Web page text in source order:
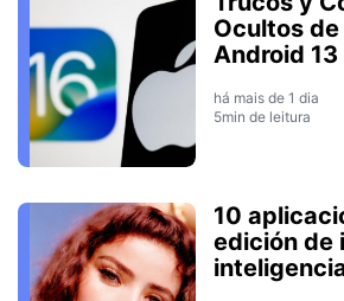
Ocultos de
Android 13
há mais de 1 dia
5min de leitura
10
edición de